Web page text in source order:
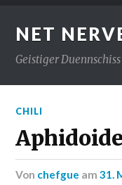
NET
Geistiger
CHILI
von chefgue am31.